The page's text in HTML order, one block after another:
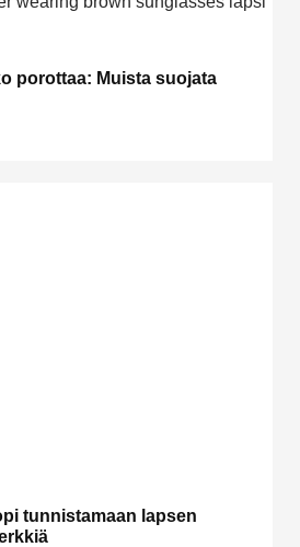
porottaa: Muista suojata
tunnistamaan lapsen